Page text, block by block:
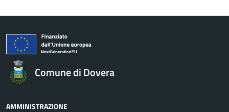
Comune di Dovera
AMMINISTRAZIONE